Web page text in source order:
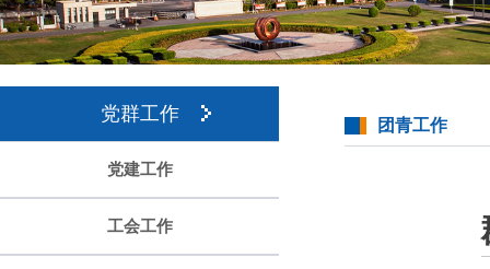
党群工作
党建工作
工会工作
团青工作